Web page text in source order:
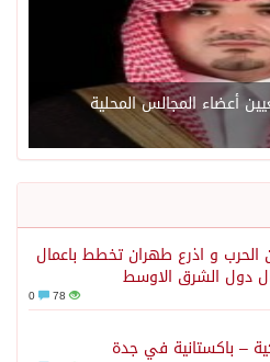
أعضاء المجالس المحلية
الحرب و اذرع طهران تخطط باعمال
دول الشرق الاوسط
78
– باكستانية في جدة